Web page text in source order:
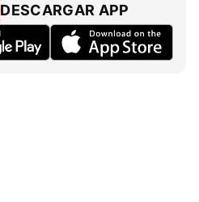
DESCARGAR APP